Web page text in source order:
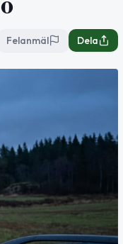
Felanmäl Dela